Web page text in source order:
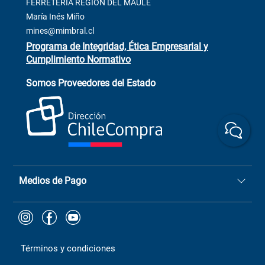
Venta Terreno
Trabaja con Nosotros
+(73) 256
ChileCompras
+56 9 9888 9549
FERRETERÍA REGIÓN DEL MAULE
María Inés Miño
mines@mimbral.cl
Programa de Integridad, Ética Empresarial y
Cumplimiento Normativo
Somos Proveedores del Estado
Medios de Pago
Términos y condiciones